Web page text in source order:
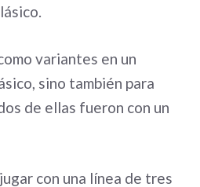
variantes en un
sino también para
de ellas fueron con un
con una línea de tres